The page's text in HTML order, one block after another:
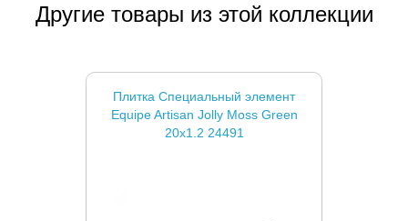
Другие товары из этой коллекции
Плитка Специальный элемент
Equipe Artisan Jolly Moss Green
20x1.2 24491